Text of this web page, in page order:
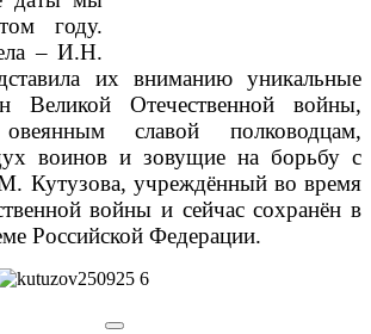
году.
– И.Н.
их вниманию уникальные
Великой Отечественной войны,
славой полководцам,
воинов и зовущие на борьбу с
Кутузова, учреждённый во время
войны и сейчас сохранён в
Российской Федерации.